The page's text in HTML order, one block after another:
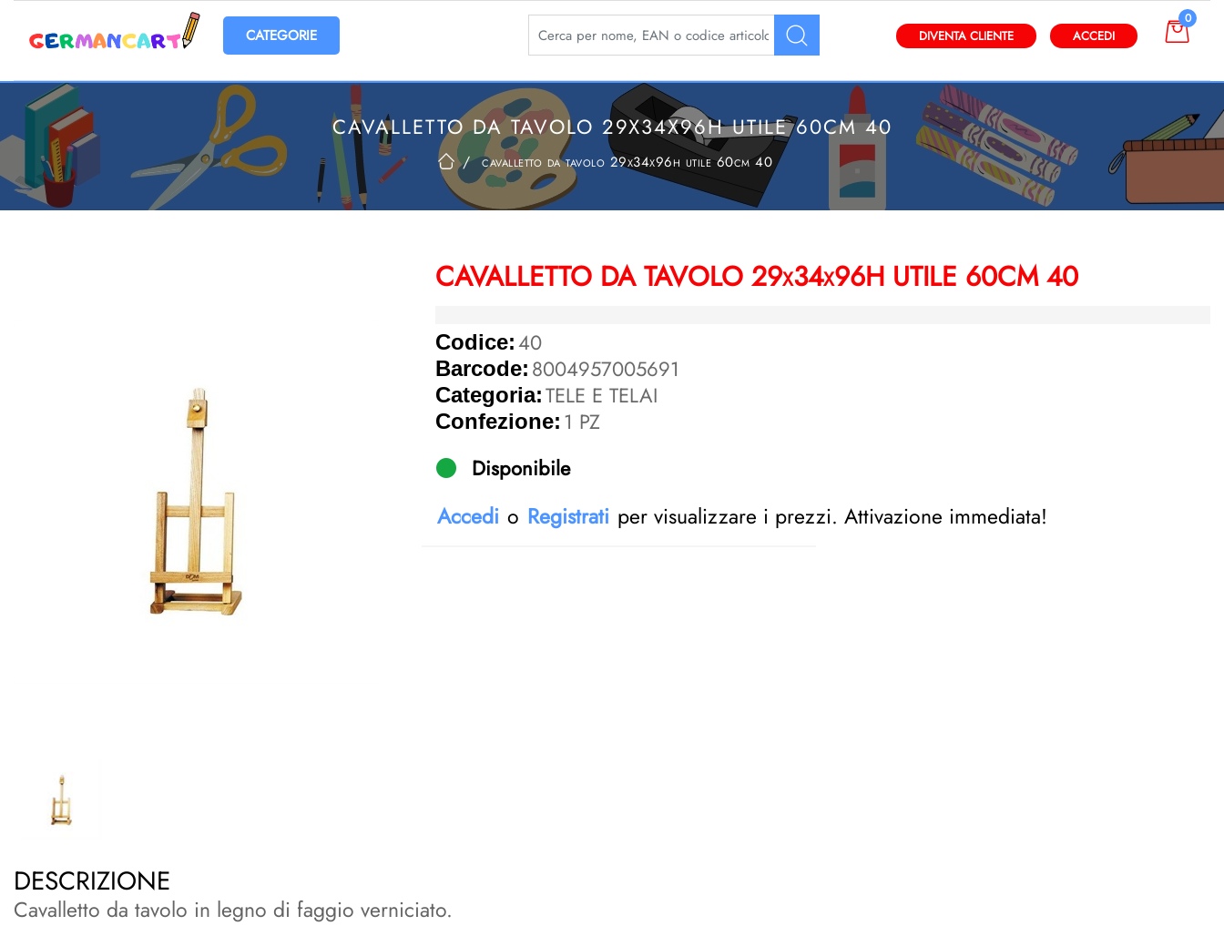
Open menu La modifica di un filtro aggiorna automaticamente gli altri filtri disponibili.
DIVENTA CLIENTE ACCEDI
0
CAVALLETTO DA TAVOLO 29X34X96H UTILE 60CM 40
cavalletto da tavolo 29x34x96h utile 60cm 40
CAVALLETTO DA TAVOLO 29x34x96H UTILE 60CM 40
Codice:40
Barcode: 8004957005691
Categoria:TELE E TELAI
Confezione: 1 PZ
Disponibile
Accedi o Registrati per visualizzare i prezzi. Attivazione immediata!
DESCRIZIONE
Cavalletto da tavolo in legno di faggio verniciato.